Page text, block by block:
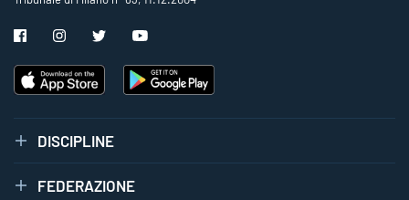
DISCIPLINE
FEDERAZIONE